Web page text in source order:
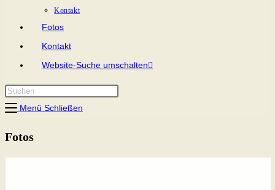
Kontakt
Fotos
Kontakt
Website-Suche umschalten
Menü Schließen
Fotos